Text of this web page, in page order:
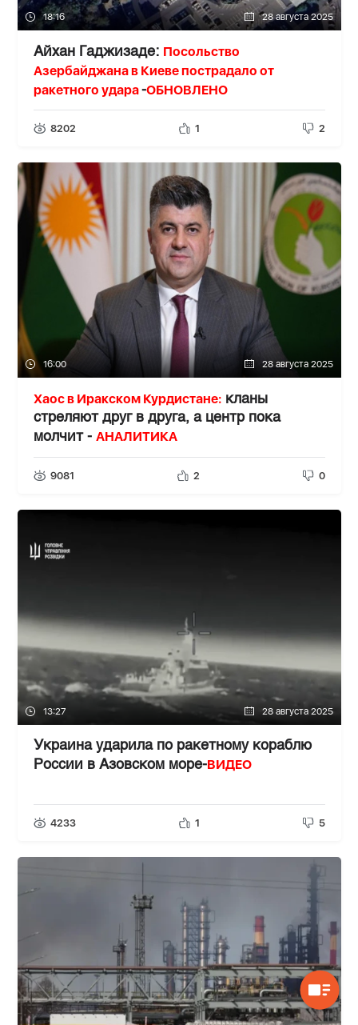
18:16 28 августа 2025
Айхан Гаджизаде: Посольство
Азербайджана в Киеве пострадало от
ракетного удара-ОБНОВЛЕНО
8202 1 2
16:00 28 августа 2025
Хаос в Иракском Курдистане:кланы
стреляют друг в друга, а центр пока
молчит - АНАЛИТИКА
9081 2 0
13:27 28 августа 2025
Украина ударила по ракетному кораблю
России в Азовском море-ВИДЕО
4233 1 5